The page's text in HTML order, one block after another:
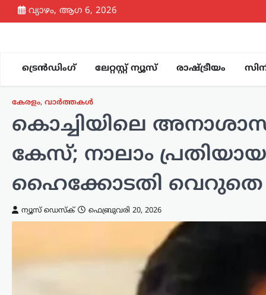
Skip
to
വ്യാഴം, ആഗ 6, 2026
ട്രെൻഡിംഗ് ലേറ്റസ്റ്റ് ന്യൂസ് രാഷ്ട്രീയം
കേരളം, വാർത്തകൾ
കൊച്ചിയിലെ
കേസ്; നാലാം
ഹൈക്കോടതി വെറുതെ
ന്യൂസ് ഡെസ്ക് ഫെബ്രുവരി 20, 2026
ട്രെൻഡിംഗ്,ദേശീയം ,ലേറ്റസ്റ്റ് ന്യൂസ്
വിദ്യാഭ്യാസ
പ്രശ്നങ്ങൾക്ക് ഊന്നൽ;
ജനങ്ങളെ കേൾക്കാൻ
‘ക്യാ ബോൽതി’ പബ്ലിക്
ക്യാമ്പയിനുമായി
സിജെപി